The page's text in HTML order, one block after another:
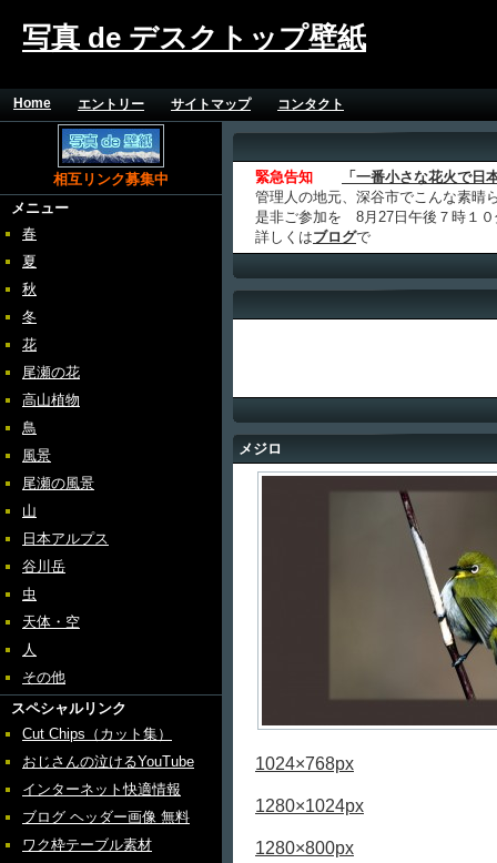
写真 de デスクトップ壁紙
Home エントリー サイトマップ コンタクト
相互リンク募集中
メニュー
春
夏
秋
冬
花
尾瀬の花
高山植物
鳥
風景
尾瀬の風景
山
日本アルプス
谷川岳
虫
天体・空
人
その他
スペシャルリンク
Cut Chips（カット集）
おじさんの泣けるYouTube
インターネット快適情報
ブログ ヘッダー画像 無料
ワク枠テーブル素材
緊急告知
「一番小さな花火で日
管理人の地元、深谷市でこんな素晴
是非ご参加を 8月27日午後７時１０
詳しくはブログで
メジロ
1024×768px
1280×1024px
1280×800px